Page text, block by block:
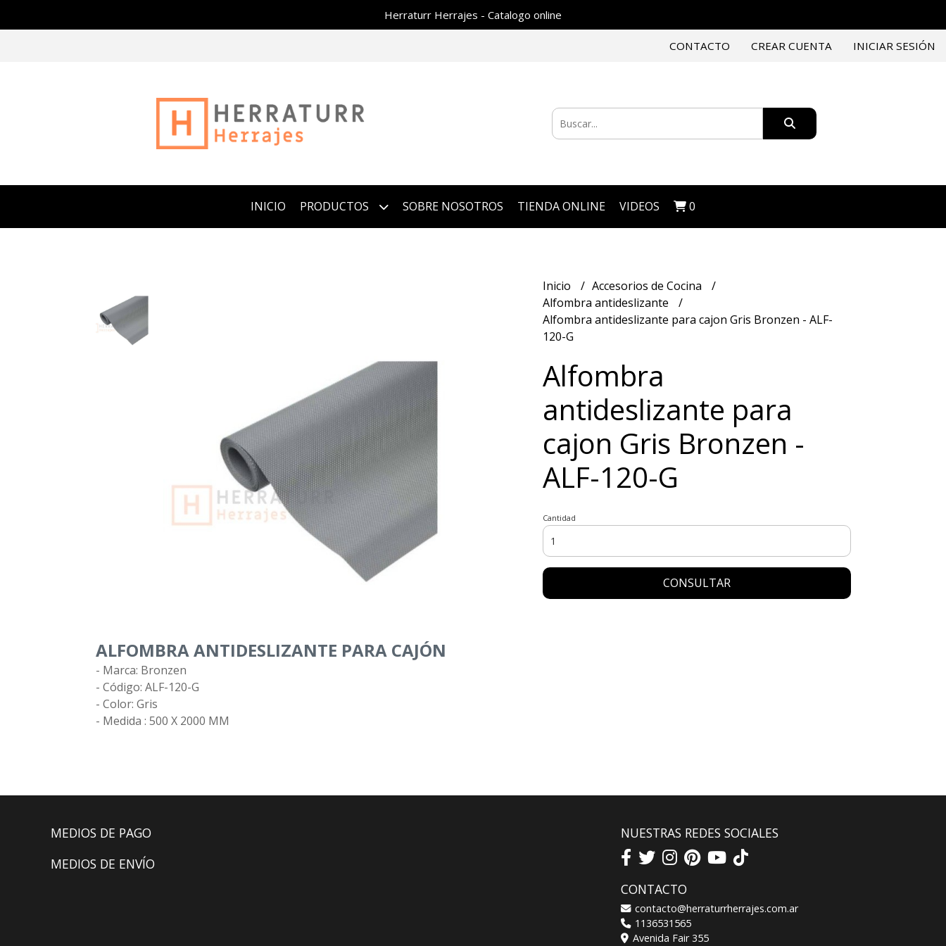
Herraturr Herrajes - Catalogo online
CONTACTO CREAR CUENTA INICIAR SESIÓN
INICIO PRODUCTOS SOBRE NOSOTROS TIENDA ONLINE VIDEOS 0
ALFOMBRA ANTIDESLIZANTE PARA CAJÓN
- Marca: Bronzen
- Código: ALF-120-G
- Color: Gris
- Medida : 500 X 2000 MM
Inicio
Accesorios de Cocina
Alfombra antideslizante
Alfombra antideslizante para cajon Gris Bronzen - ALF-
120-G
Alfombra
antideslizante para
cajon Gris Bronzen -
ALF-120-G
Cantidad
CONSULTAR
MEDIOS DE PAGO
MEDIOS DE ENVÍO
NUESTRAS REDES SOCIALES
CONTACTO
contacto@herraturrherrajes.com.ar
1136531565
Avenida Fair 355